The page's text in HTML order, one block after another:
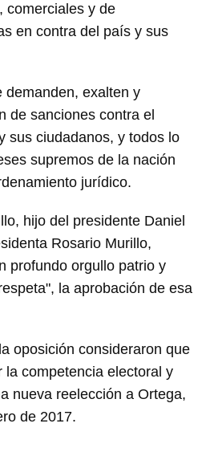
comerciales y de
en contra del país y sus
demanden, exalten y
de sanciones contra el
sus ciudadanos, y todos lo
supremos de la nación
jurídico.
hijo del presidente Daniel
Rosario Murillo,
profundo orgullo patrio y
la aprobación de esa
oposición consideraron que
la competencia electoral y
nueva reelección a Ortega,
de 2017.